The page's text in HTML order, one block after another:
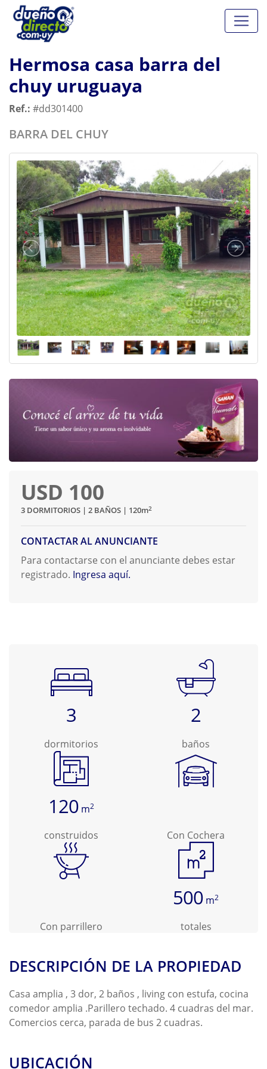
Hermosa casa barra del
chuy uruguaya
Ref.: #dd301400
BARRA DEL CHUY
USD 100
3 DORMITORIOS | 2 BAÑOS | 120m2
CONTACTAR AL ANUNCIANTE
Para contactarse con el anunciante debes estar
registrado. Ingresa aquí.
3
dormitorios
2
baños
120 m2
construidos Con Cochera
Con parrillero
500 m2
totales
DESCRIPCIÓN DE LA PROPIEDAD
Casa amplia , 3 dor, 2 baños , living con estufa, cocina
comedor amplia .Parillero techado. 4 cuadras del mar.
Comercios cerca, parada de bus 2 cuadras.
UBICACIÓN